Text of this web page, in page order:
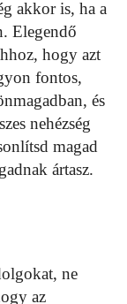
akkor is, ha a
Elegendő
hogy azt
fontos,
és
nehézség
magad
ártasz.
ne
az